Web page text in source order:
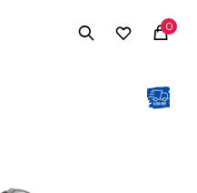
0
MI CUENTA